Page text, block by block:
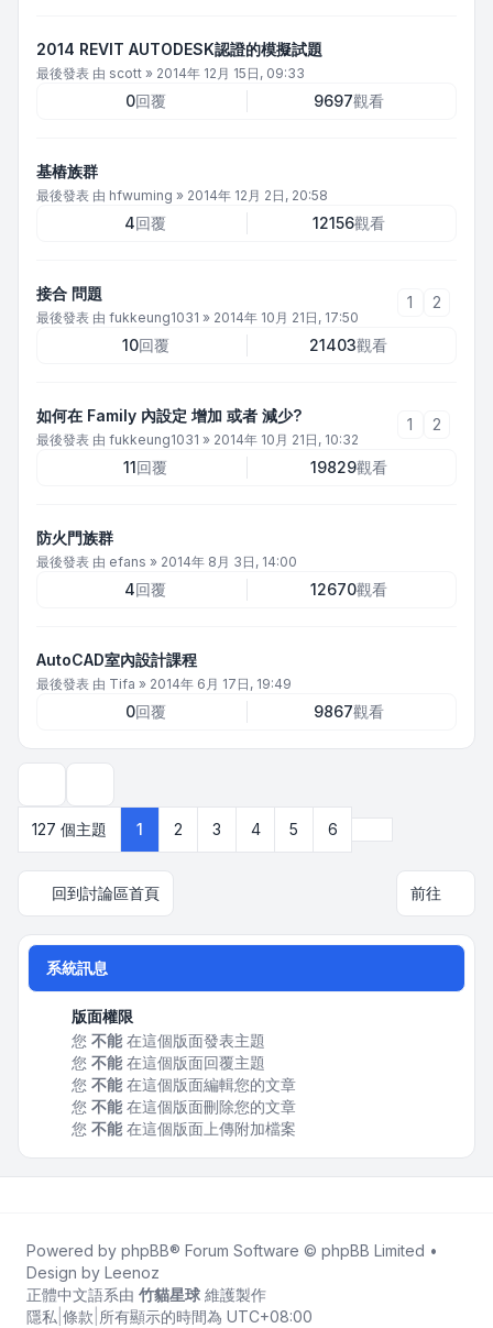
2014 REVIT AUTODESK認證的模擬試題
最後發表 由 scott » 2014年 12月 15日, 09:33
0回覆 9697觀看
基樁族群
最後發表 由 hfwuming » 2014年 12月 2日, 20:58
4回覆 12156觀看
接合 問題
最後發表 由 fukkeung1031 » 2014年 10月 21日, 17:50
1 2
10回覆 21403觀看
如何在 Family 內設定 增加 或者 減少?
最後發表 由 fukkeung1031 » 2014年 10月 21日, 10:32
1 2
11回覆 19829觀看
防火門族群
最後發表 由 efans » 2014年 8月 3日, 14:00
4回覆 12670觀看
AutoCAD室內設計課程
最後發表 由 Tifa » 2014年 6月 17日, 19:49
0回覆 9867觀看
127 個主題
1 2 3 4 5 6
回到討論區首頁 前往
系統訊息
版面權限
您 不能在這個版面發表主題
您 不能在這個版面回覆主題
您 不能在這個版面編輯您的文章
您 不能在這個版面刪除您的文章
您 不能在這個版面上傳附加檔案
Powered by phpBB® Forum Software © phpBB Limited •
Design by Leenoz
正體中文語系由 竹貓星球 維護製作
隱私 條款 所有顯示的時間為 UTC+08:00